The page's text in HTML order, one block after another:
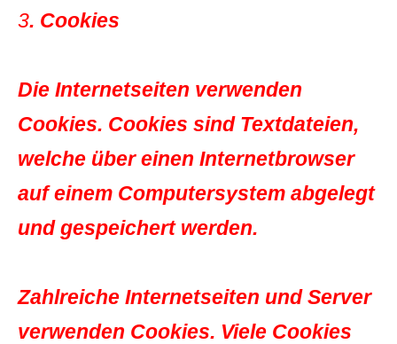
3. Cookies
Die Internetseiten verwenden
Cookies. Cookies sind Textdateien,
welche über einen Internetbrowser
auf einem Computersystem abgelegt
und gespeichert werden.
Zahlreiche Internetseiten und Server
verwenden Cookies. Viele Cookies